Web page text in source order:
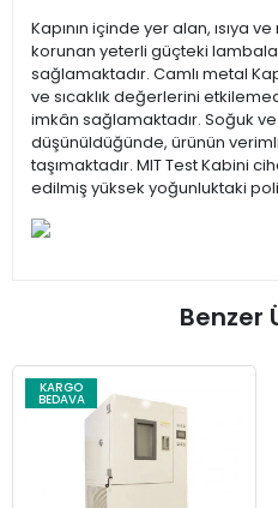
Kapının içinde yer alan, ısıya
korunan yeterli güçteki lambalar
sağlamaktadır. Camlı metal
ve sıcaklık değerlerini
imkân sağlamaktadır. Soğuk ve
düşünüldüğünde, ürünün
taşımaktadır. MIT Test Kabini
edilmiş yüksek yoğunluktaki
Benzer
KARGO
BEDAVA